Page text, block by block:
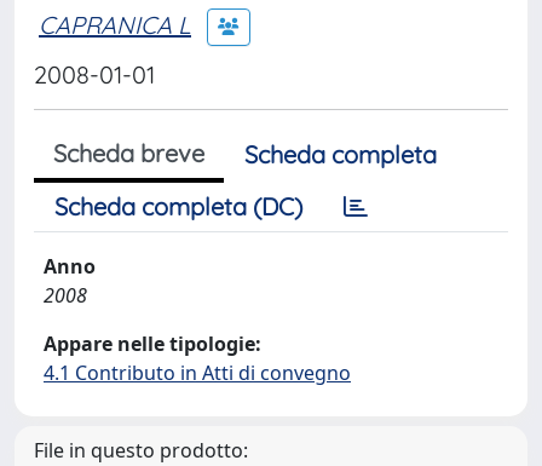
CAPRANICA L
2008-01-01
Scheda breve
Scheda completa
Scheda completa (DC)
Anno
2008
Appare nelle tipologie:
4.1 Contributo in Atti di convegno
File in questo prodotto: